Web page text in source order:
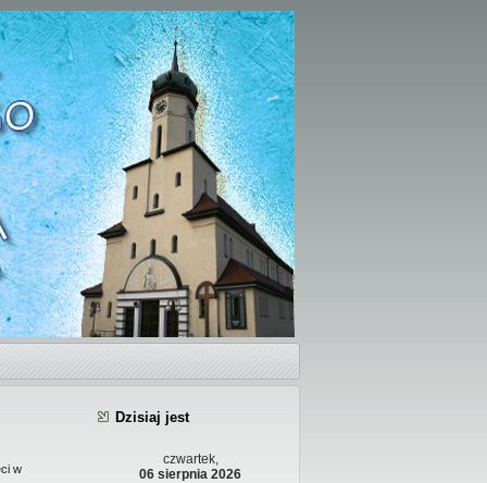
w
Dzisiaj jest
czwartek,
06 sierpnia 2026